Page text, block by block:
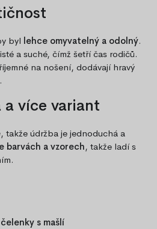
byl lehce omyvatelný a odolný.
a suché, čímž šetří čas rodičů.
na nošení, dodávají hravý
a více variant
, takže údržba je jednoduchá a
barvách a vzorech, takže ladí s
s mašlí